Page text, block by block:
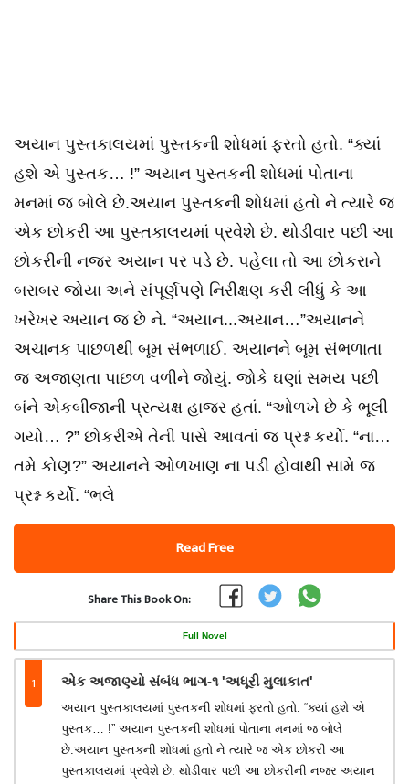
અયાન પુસ્તકાલયમાં પુસ્તકની શોધમાં ફરતો હતો. “ક્યાં
હશે એ પુસ્તક… !” અયાન પુસ્તકની શોધમાં પોતાના
મનમાં જ બોલે છે.અયાન પુસ્તકની શોધમાં હતો ને ત્યારે જ
એક છોકરી આ પુસ્તકાલયમાં પ્રવેશે છે. થોડીવાર પછી આ
છોકરીની નજર અયાન પર પડે છે. પહેલા તો આ છોકરાને
બરાબર જોયા અને સંપૂર્ણપણે નિરીક્ષણ કરી લીધું કે આ
ખરેખર અયાન જ છે ને. “અયાન...અયાન…”અયાનને
અચાનક પાછળથી બૂમ સંભળાઈ. અયાનને બૂમ સંભળાતા
જ અજાણતા પાછળ વળીને જોયું. જોકે ઘણાં સમય પછી
બંને એકબીજાની પ્રત્યક્ષ હાજર હતાં. “ઓળખે છે કે ભૂલી
ગયો… ?” છોકરીએ તેની પાસે આવતાં જ પ્રશ્ન કર્યો. “ના…
તમે કોણ?” અયાનને ઓળખાણ ના પડી હોવાથી સામે જ
પ્રશ્ન કર્યો. “ભલે
Read Free
Share This Book On:
Full Novel
1 એક અજાણ્યો સંબંધ ભાગ-૧ 'અધૂરી મુલાકાત'
અયાન પુસ્તકાલયમાં પુસ્તકની શોધમાં ફરતો હતો. “ક્યાં હશે એ
પુસ્તક… !” અયાન પુસ્તકની શોધમાં પોતાના મનમાં જ બોલે
છે.અયાન પુસ્તકની શોધમાં હતો ને ત્યારે જ એક છોકરી આ
પુસ્તકાલયમાં પ્રવેશે છે. થોડીવાર પછી આ છોકરીની નજર અયાન